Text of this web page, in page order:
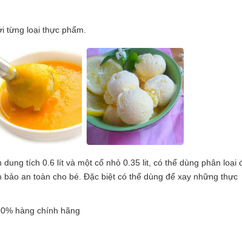
từng loại thực phẩm.
dung tích 0.6 lít và một cố nhỏ 0.35 lit, có thể dùng phân loại
an toàn cho bé. Đặc biệt có thể dùng để xay những thực
chính hãng